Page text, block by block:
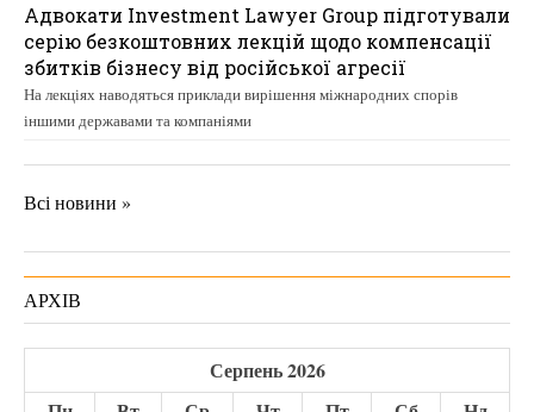
Адвокати Investment Lawyer Group підготували
серію безкоштовних лекцій щодо компенсації
збитків бізнесу від російської агресії
На лекціях наводяться приклади вирішення міжнародних спорів
іншими державами та компаніями
Всі новини »
АРХІВ
Серпень 2026